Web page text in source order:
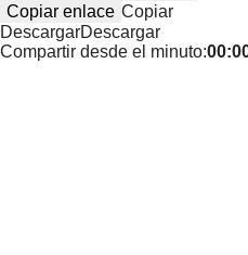
Copiar enlace Copiar
DescargarDescargar
Compartir desde el minuto: